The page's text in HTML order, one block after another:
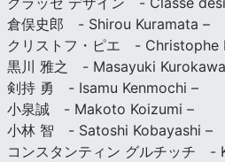
倉俣史郎 - Shirou Kuramata –
クリストフ・ピエ - Christophe
黒川 雅之 - Masayuki
剣持 勇 - Isamu Kenmochi –
小泉誠 - Makoto Koizumi –
小林 智 - Satoshi Kobayashi –
コンスタンティン グルチッチ -